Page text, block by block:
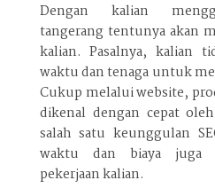
Dengan kalian
tangerang tentunya akan
kalian. Pasalnya, kalian
waktu dan tenaga untuk
Cukup melalui website,
dikenal dengan cepat
salah satu keunggulan
waktu dan biaya juga
pekerjaan kalian.